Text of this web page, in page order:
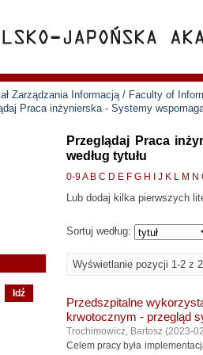
Zarządzania Informacją / Faculty of
Praca inżynierska - Systemy
Przeglądaj Praca
według tytułu
0-9A B C D E F G H J K L M N
Lub dodaj kilka pierwszych
Sortuj według:
Wyświetlanie pozycji 1-2 z 2
Przedszpitalne
krwotocznym - przegląd
Trochimowicz, Bartosz (2023-
Celem pracy była